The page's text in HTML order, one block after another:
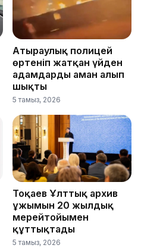
Атыраулық полицей
өртеніп жатқан үйден
адамдарды аман алып
шықты
5 тамыз, 2026
Тоқаев Ұлттық архив
ұжымын 20 жылдық
мерейтойымен
құттықтады
5 тамыз, 2026